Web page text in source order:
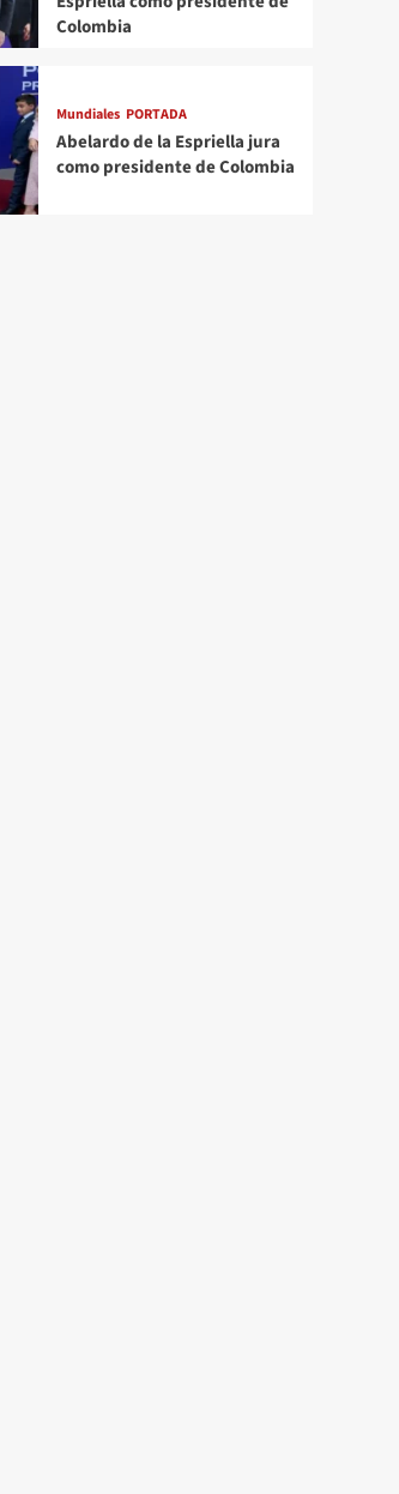
Colombia
Mundiales PORTADA
Abelardo de la Espriella jura
como presidente de Colombia